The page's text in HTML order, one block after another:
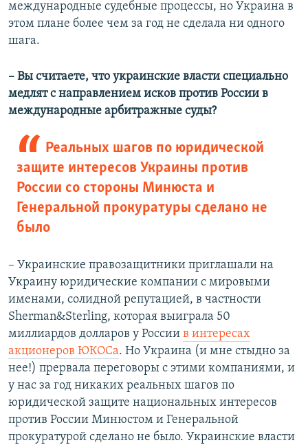
международные судебные процессы, но Украина в
этом плане более чем за год не сделала ни одного
шага.
– Вы считаете, что украинские власти специально
медлят с направлением исков против России в
международные арбитражные суды?
Реальных шагов по юридической
защите интересов Украины против
России со стороны Минюста и
Генеральной прокуратуры сделано не
было
– Украинские правозащитники приглашали на
Украину юридические компании с мировыми
именами, солидной репутацией, в частности
Sherman&Sterling, которая выиграла 50
миллиардов долларов у России в интересах
акционеров ЮКОСа. Но Украина (и мне стыдно за
нее!) прервала переговоры с этими компаниями, и
у нас за год никаких реальных шагов по
юридической защите национальных интересов
против России Минюстом и Генеральной
прокуратурой сделано не было. Украинские власти